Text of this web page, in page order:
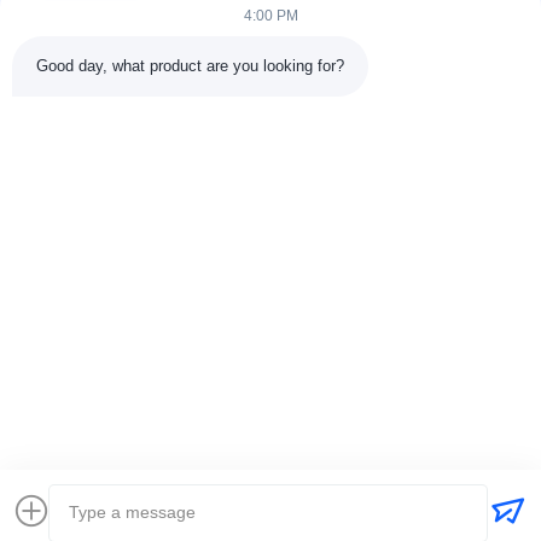
Início
Produtos
4:00 PM
Good day, what product are you looking for?